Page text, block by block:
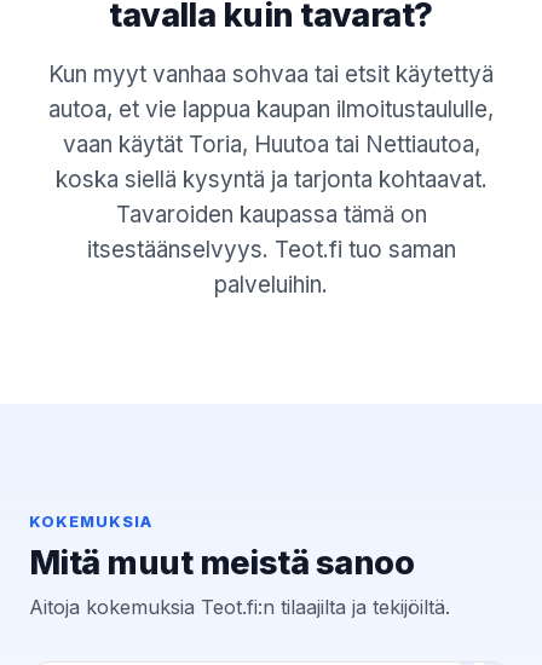
tavalla kuin tavarat?
Kun myyt vanhaa sohvaa tai etsit käytettyä
autoa, et vie lappua kaupan ilmoitustaululle,
vaan käytät Toria, Huutoa tai Nettiautoa,
koska siellä kysyntä ja tarjonta kohtaavat.
Tavaroiden kaupassa tämä on
itsestäänselvyys. Teot.fi tuo saman
palveluihin.
KOKEMUKSIA
Mitä muut meistä sanoo
Aitoja kokemuksia Teot.fi:n tilaajilta ja tekijöiltä.